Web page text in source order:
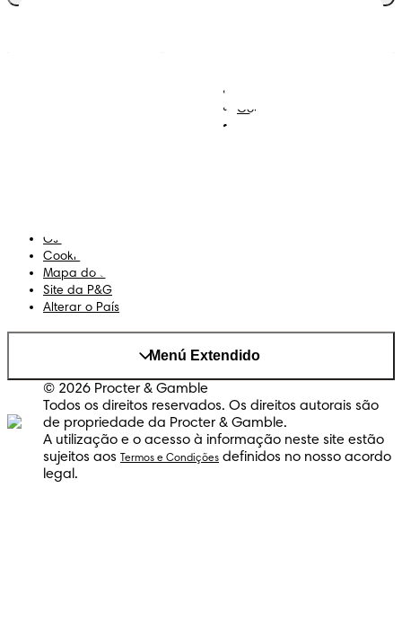
Contacta-nos
Os Meus Dados
Cookies
Mapa do Site
Site da P&G
Alterar o País
Menú Extendido
© 2026 Procter & Gamble
Todos os direitos reservados. Os direitos autorais são
de propriedade da Procter & Gamble.
A utilização e o acesso à informação neste site estão
sujeitos aos
Termos e Condições definidos no nosso acordo
legal.